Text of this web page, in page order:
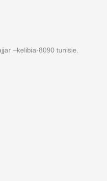
–kelibia-8090 tunisie.